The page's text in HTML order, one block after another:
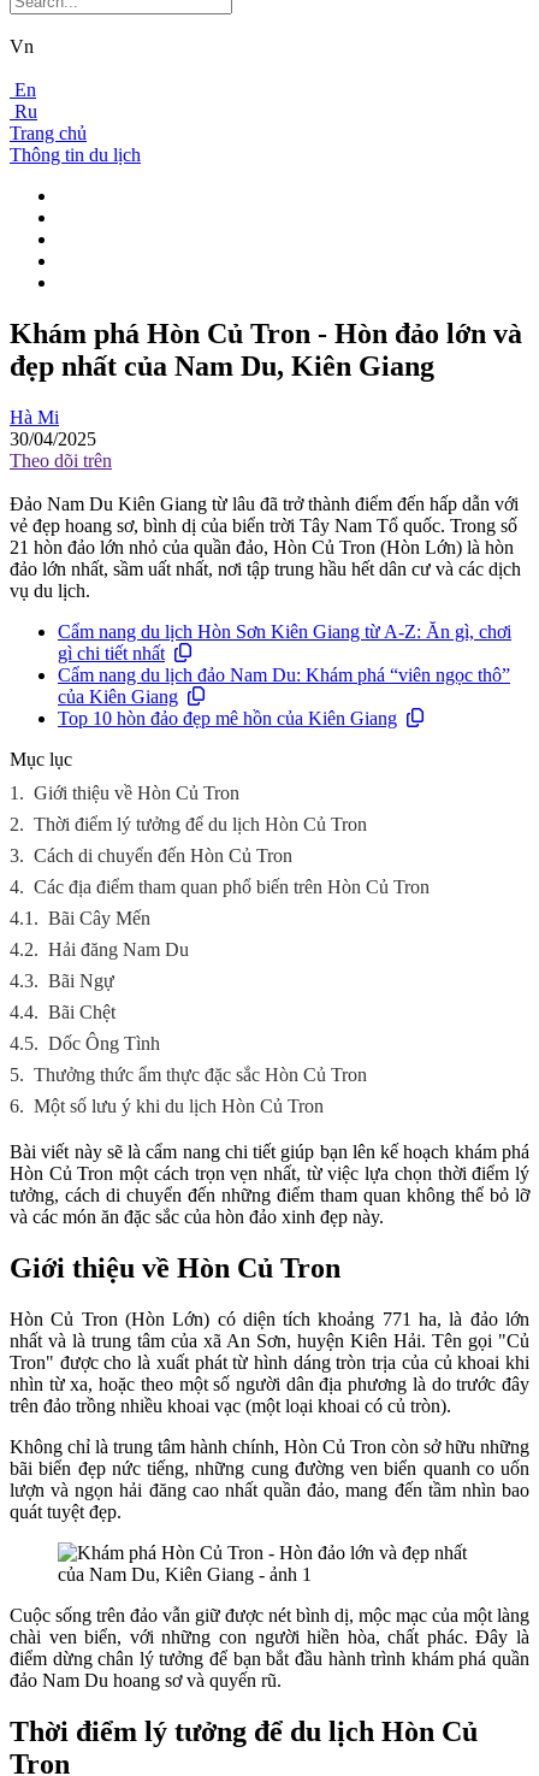
Vn
En
Ru
Trang chủ
Thông tin du lịch
Khám phá Hòn Củ Tron - Hòn đảo lớn và
đẹp nhất của Nam Du, Kiên Giang
Hà Mi
30/04/2025
Theo dõi trên
Đảo Nam Du Kiên Giang từ lâu đã trở thành điểm đến hấp dẫn với
vẻ đẹp hoang sơ, bình dị của biển trời Tây Nam Tổ quốc. Trong số
21 hòn đảo lớn nhỏ của quần đảo, Hòn Củ Tron (Hòn Lớn) là hòn
đảo lớn nhất, sầm uất nhất, nơi tập trung hầu hết dân cư và các dịch
vụ du lịch.
Cẩm nang du lịch Hòn Sơn Kiên Giang từ A-Z: Ăn gì, chơi
gì chi tiết nhất
Cẩm nang du lịch đảo Nam Du: Khám phá “viên ngọc thô”
của Kiên Giang
Top 10 hòn đảo đẹp mê hồn của Kiên Giang
Mục lục
1. Giới thiệu về Hòn Củ Tron
2. Thời điểm lý tưởng để du lịch Hòn Củ Tron
3. Cách di chuyển đến Hòn Củ Tron
4. Các địa điểm tham quan phổ biến trên Hòn Củ Tron
4.1. Bãi Cây Mến
4.2. Hải đăng Nam Du
4.3. Bãi Ngự
4.4. Bãi Chệt
4.5. Dốc Ông Tình
5. Thưởng thức ẩm thực đặc sắc Hòn Củ Tron
6. Một số lưu ý khi du lịch Hòn Củ Tron
Bài viết này sẽ là cẩm nang chi tiết giúp bạn lên kế hoạch khám phá
Hòn Củ Tron một cách trọn vẹn nhất, từ việc lựa chọn thời điểm lý
tưởng, cách di chuyển đến những điểm tham quan không thể bỏ lỡ
và các món ăn đặc sắc của hòn đảo xinh đẹp này.
Giới thiệu về Hòn Củ Tron
Hòn Củ Tron (Hòn Lớn) có diện tích khoảng 771 ha, là đảo lớn
nhất và là trung tâm của xã An Sơn, huyện Kiên Hải. Tên gọi "Củ
Tron" được cho là xuất phát từ hình dáng tròn trịa của củ khoai khi
nhìn từ xa, hoặc theo một số người dân địa phương là do trước đây
trên đảo trồng nhiều khoai vạc (một loại khoai có củ tròn).
Không chỉ là trung tâm hành chính, Hòn Củ Tron còn sở hữu những
bãi biển đẹp nức tiếng, những cung đường ven biển quanh co uốn
lượn và ngọn hải đăng cao nhất quần đảo, mang đến tầm nhìn bao
quát tuyệt đẹp.
Cuộc sống trên đảo vẫn giữ được nét bình dị, mộc mạc của một làng
chài ven biển, với những con người hiền hòa, chất phác. Đây là
điểm dừng chân lý tưởng để bạn bắt đầu hành trình khám phá quần
đảo Nam Du hoang sơ và quyến rũ.
Thời điểm lý tưởng để du lịch Hòn Củ
Tron